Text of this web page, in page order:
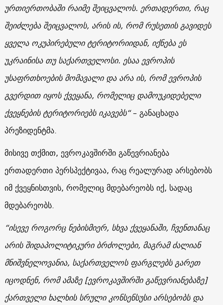
ურთიერთობაში რაიმე შეიცვალოს. ერთადერთი, რაც
შეიძლება შეიცვალოს, არის ის, რომ რუსეთის გავიდეს
ყველა ოკუპირებული ტერიტორიიდან, იქნება ეს
უკრაინისა თუ საქართველოსი. ესაა ევროპის
უსაფრთხოების მომავალი და არა ის, რომ ევროპის
გვერდით იყოს ქვეყანა, რომელიც დამოუკიდებელი
ქვეყნების ტერიტორიებს იკავებს“– განაცხადა
პრეზიდენტმა.
მისივე თქმით, ევროკავშირში გაწევრიანება
ერთადერთი პერსპექტივაა, რაც რეალურად არსებობს
იმ ქვეყნისთვის, რომელიც მდებარეობს იქ, სადაც
მდებარეობს.
“ისევე როგორც ნებისმიერ, სხვა ქვეყანაში, ჩვენთანაც
არის შიდაპოლიტიკური ბრძოლები, მაგრამ ძალიან
მნიშვნელოვანია, საქართველოს ფარგლებს გარეთ
იცოდნენ, რომ ამაზე [ევროკავშირში გაწევრიანებაზე]
ქართველი ხალხის სრული კონსენსუსი არსებობს და